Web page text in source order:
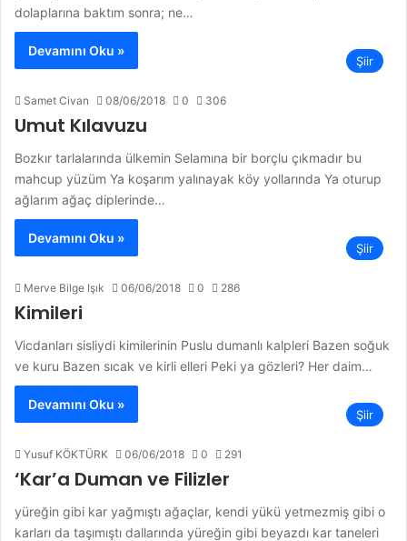
dolaplarına baktım sonra; ne…
Devamını Oku »
Şiir
Samet Civan 08/06/2018 0 306
Umut Kılavuzu
Bozkır tarlalarında ülkemin Selamına bir borçlu çıkmadır bu
mahcup yüzüm Ya koşarım yalınayak köy yollarında Ya oturup
ağlarım ağaç diplerinde…
Devamını Oku »
Şiir
Merve Bilge Işık 06/06/2018 0 286
Kimileri
Vicdanları sisliydi kimilerinin Puslu dumanlı kalpleri Bazen soğuk
ve kuru Bazen sıcak ve kirli elleri Peki ya gözleri? Her daim…
Devamını Oku »
Şiir
Yusuf KÖKTÜRK 06/06/2018 0 291
‘Kar’a Duman ve Filizler
yüreğin gibi kar yağmıştı ağaçlar, kendi yükü yetmezmiş gibi o
karları da taşımıştı dallarında yüreğin gibi beyazdı kar taneleri